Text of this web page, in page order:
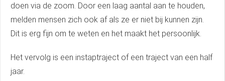
doen via de zoom. Door een laag aantal aan te houden,
melden mensen zich ook af als ze er niet bij kunnen zijn.
Dit is erg fijn om te weten en het maakt het persoonlijk.
Het vervolg is een instaptraject of een traject van een half
jaar.